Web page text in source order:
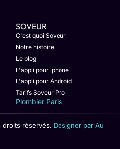
SOVEUR
C'est quoi Soveur
Notre histoire
Le blog
L'appli pour iphone
L'appli pour Android
Tarifs Soveur Pro
Plombier Paris
droits réservés. Designer par Au